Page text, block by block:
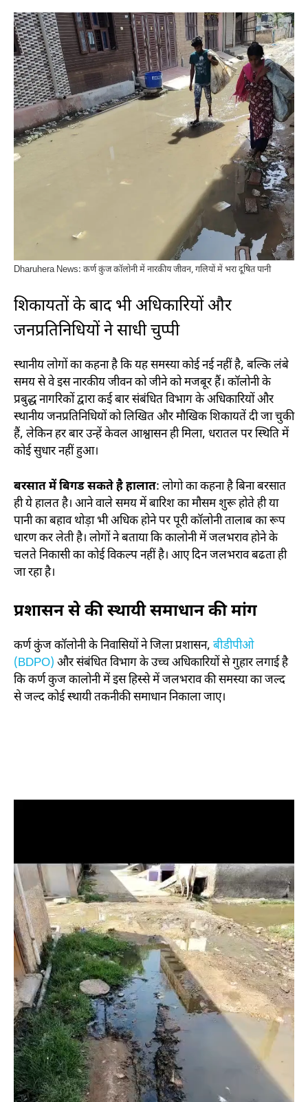
Dharuhera News: कर्ण कुंज कॉलोनी में नारकीय जीवन, गलियों में भरा दूषित पानी
शिकायतों के बाद भी अधिकारियों और
जनप्रतिनिधियों ने साधी चुप्पी
स्थानीय लोगों का कहना है कि यह समस्या कोई नई नहीं है, बल्कि लंबे
समय से वे इस नारकीय जीवन को जीने को मजबूर हैं। कॉलोनी के
प्रबुद्ध नागरिकों द्वारा कई बार संबंधित विभाग के अधिकारियों और
स्थानीय जनप्रतिनिधियों को लिखित और मौखिक शिकायतें दी जा चुकी
हैं, लेकिन हर बार उन्हें केवल आश्वासन ही मिला, धरातल पर स्थिति में
कोई सुधार नहीं हुआ।
बरसात में बिगड सकते है हालात: लोगो का कहना है बिना बरसात
ही ये हालत है। आने वाले समय में बारिश का मौसम शुरू होते ही या
पानी का बहाव थोड़ा भी अधिक होने पर पूरी कॉलोनी तालाब का रूप
धारण कर लेती है। लोगों ने बताया कि कालोनी में जलभराव होने के
चलते निकासी का कोई विकल्प नहीं है। आए दिन जलभराव बढता ही
जा रहा है।
प्रशासन से की स्थायी समाधान की मांग
कर्ण कुंज कॉलोनी के निवासियों ने जिला प्रशासन, बीडीपीओ
(BDPO) और संबंधित विभाग के उच्च अधिकारियों से गुहार लगाई है
कि कर्ण कुज कालोनी में इस हिस्से में जलभराव की समस्या का जल्द
से जल्द कोई स्थायी तकनीकी समाधान निकाला जाए।